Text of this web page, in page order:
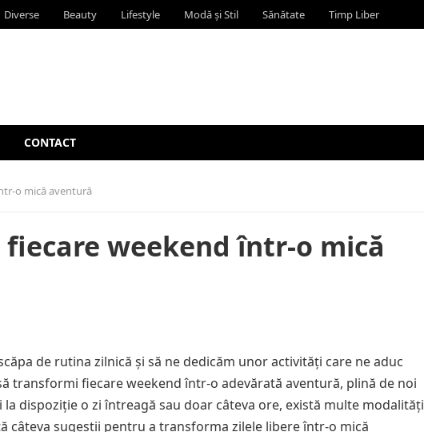
Diverse Beauty Lifestyle Modă și Stil Sănătate Timp Liber
CONTACT
o mică aventură
weekend într-o mică
de rutina zilnică și să ne dedicăm unor activități care ne aduc
transformi fiecare weekend într-o adevărată aventură, plină de noi
dispoziție o zi întreagă sau doar câteva ore, există multe modalități
câteva sugestii pentru a transforma zilele libere într-o mică